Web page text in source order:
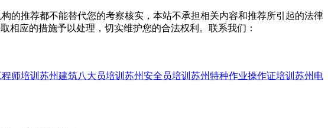
的推荐都不能替代您的考察核实，本站不承担相关内容和推荐所引起的法律
应的措施予以处理，切实维护您的合法权利。联系我们：
师培训 苏州建筑八大员培训 苏州安全员培训 苏州特种作业操作证培训 苏州电